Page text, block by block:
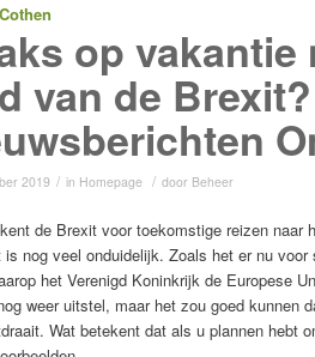
op vakantie
van de
2019 / in Homepage / door Beheer
de Brexit voor toekomstige reizen naar
is nog veel onduidelijk. Zoals het er nu
het Verenigd Koninkrijk de Europese
weer uitstel, maar het zou goed kunnen
Wat betekent dat als u plannen hebt